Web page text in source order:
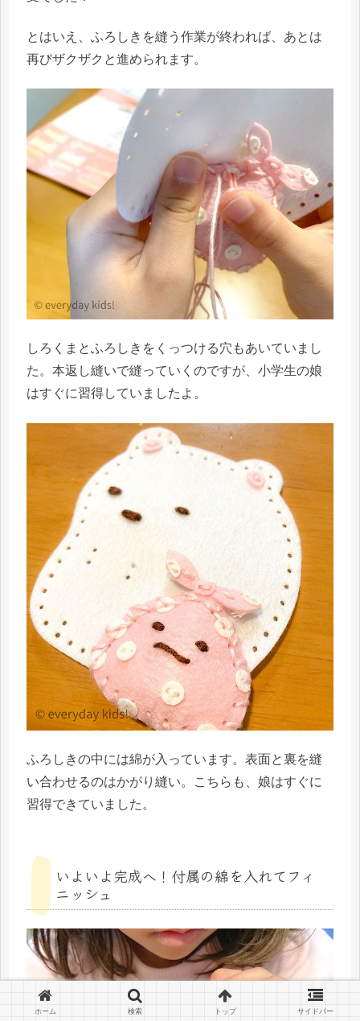
とはいえ、ふろしきを縫う作業が終われば、あとは
再びザクザクと進められます。
しろくまとふろしきをくっつける穴もあいていまし
た。本返し縫いで縫っていくのですが、小学生の娘
はすぐに習得していましたよ。
ふろしきの中には綿が入っています。表面と裏を縫
い合わせるのはかがり縫い。こちらも、娘はすぐに
習得できていました。
いよいよ完成へ！付属の綿を入れてフィ
ニッシュ
ホーム 検索 トップ サイドバー